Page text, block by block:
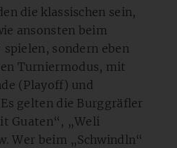
die klassischen sein,
ansonsten beim
sondern eben
Turniermodus, mit
(Playoff) und
gelten die Burggräfler
Guaten“, „Weli
Wer beim „Schwindln“